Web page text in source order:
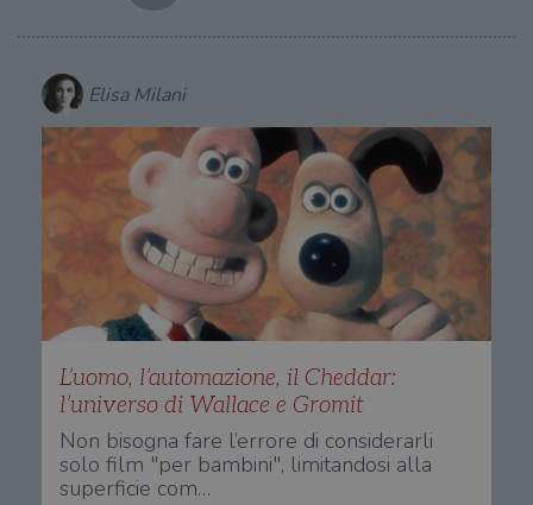
Elisa Milani
L’uomo, l’automazione, il Cheddar:
l’universo di Wallace e Gromit
Non bisogna fare l’errore di considerarli
solo film "per bambini", limitandosi alla
superficie com…